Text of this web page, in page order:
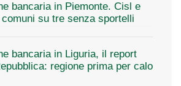
bancaria in Piemonte. Cisl e
su tre senza sportelli
bancaria in Liguria, il report
regione prima per calo